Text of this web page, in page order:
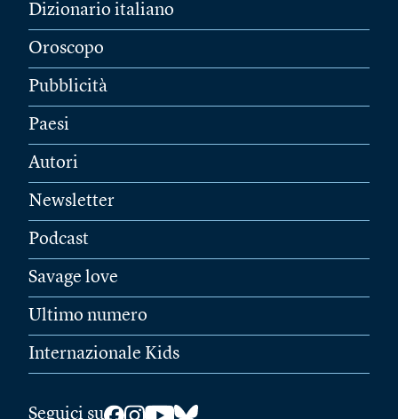
Dizionario italiano
Oroscopo
Pubblicità
Paesi
Autori
Newsletter
Podcast
Savage love
Ultimo numero
Internazionale Kids
Seguici su